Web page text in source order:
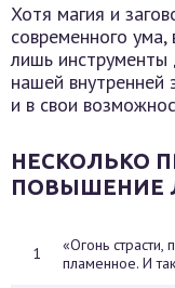
Хотя магия и
современного
лишь инструменты
нашей внутренней
и в свои
НЕСКОЛЬКО
ПОВЫШЕНИЕ
1
«Огонь
пламенное. И